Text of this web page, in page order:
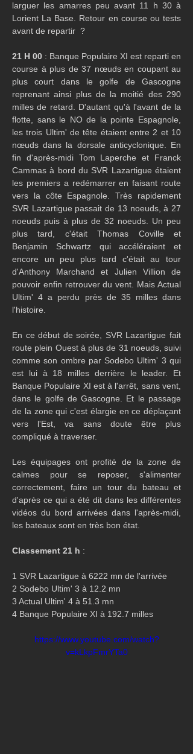
larguer les amarres peu avant 11 h 30 à
Lorient La Base. Retour en course ou tests
avant de repartir  ?
21 H 00 : Banque Populaire XI est reparti en
course à plus de 37 nœuds en coupant au
plus court dans le golfe de Gascogne
reprenant ainsi plus de la moitié des 290
milles de retard. D'autant qu'à l'avant de la
flotte, sans le NO de la pointe Espagnole,
les trois Ultim' de tête étaient entre 2 et 10
nœuds dans la dorsale anticyclonique. En
fin d'après-midi Tom Laperche et Franck
Cammas à bord du SVR Lazartigue étaient
les premiers a redémarrer en faisant route
vers la côte Espagnole. Très rapidement
SVR Lazartigue passait de 13 noeuds, à 27
noeuds puis à plus de 32 noeuds. Un peu
plus tard, c'était Thomas Coville et
Benjamin Schwartz qui accéléraient et
encore un peu plus tard c'était au tour
d'Anthony Marchand et Julien Villion de
pouvoir enfin retrouver du vent. Mais Actual
Ultim' 4 a perdu près de 35 milles dans
l'histoire.
En ce début de soirée, SVR Lazartigue fait
route plein Ouest à plus de 31 noeuds, suivi
comme son ombre par Sodebo Ultim' 3 qui
est lui à 18 milles derrière le leader. Et
Banque Populaire XI est à l'arrêt, sans vent,
dans le golfe de Gascogne. Et le passage
de la zone qui c'est élargie en ce déplaçant
vers l'Est, va sans doute être plus
compliqué à traverser.
Les équipages ont profité de la zone de
calmes pour se reposer, s'alimenter
correctement, faire un tour du bateau et
d'après ce qui a été dit dans les différentes
vidéos du bord arrivées dans l'après-midi,
les bateaux sont en très bon état.
Classement 21 h :
1 SVR Lazartigue à 6222 mn de l'arrivée
2 Sodebo Ultim' 3 à 12.2 mn
3 Actual Ultim' 4 à 51.3 mn
4 Banque Populaire XI à 192.7 milles
https://www.youtube.com/watch?
v=kLkpFmrYTa0